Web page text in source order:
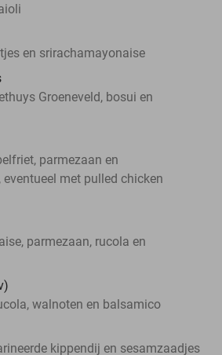
en srirachamayonaise
Groeneveld, bosui en
parmezaan en
met pulled chicken
parmezaan, rucola en
walnoten en balsamico
kippendij en sesamzaadjes